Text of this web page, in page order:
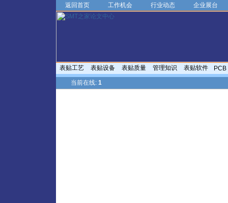
返回首页 工作机会 行业动态 企业展台
表贴工艺 表贴设备 表贴质量 管理知识 表贴软件
PCB
当前在线: 1